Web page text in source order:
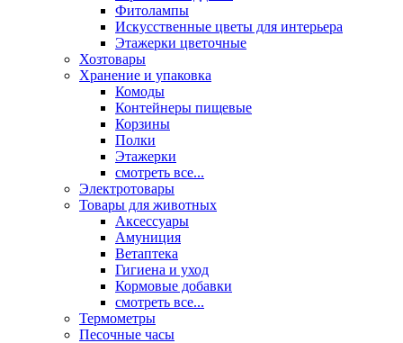
Фитолампы
Искусственные цветы для интерьера
Этажерки цветочные
Хозтовары
Хранение и упаковка
Комоды
Контейнеры пищевые
Корзины
Полки
Этажерки
смотреть все...
Электротовары
Товары для животных
Аксессуары
Амуниция
Ветаптека
Гигиена и уход
Кормовые добавки
смотреть все...
Термометры
Песочные часы